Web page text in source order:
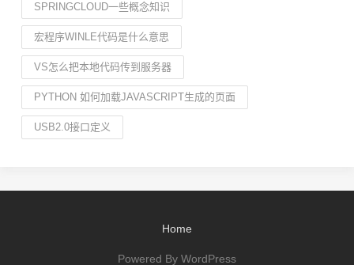
SPRINGCLOUD一些概念知识
宏程序WINLE代码是什么意思
VS怎么把本地代码传到服务器
PYTHON 如何加载JAVASCRIPT生成的页面
USB2.0接口定义
Home
Powered By WordPress